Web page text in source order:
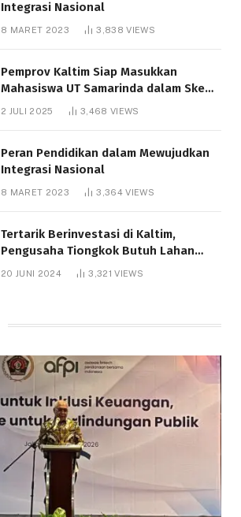
Integrasi Nasional
8 MARET 2023 3,838VIEWS
Pemprov Kaltim Siap Masukkan
Mahasiswa UT Samarinda dalam Skema
Bantuan Pendidikan Gratispol
2 JULI 2025 3,468 VIEWS
Peran Pendidikan dalam Mewujudkan
Integrasi Nasional
8 MARET 2023 3,364VIEWS
Tertarik Berinvestasi di Kaltim,
Pengusaha Tiongkok Butuh Lahan
1.000 Hektare
20 JUNI 2024 3,321VIEWS